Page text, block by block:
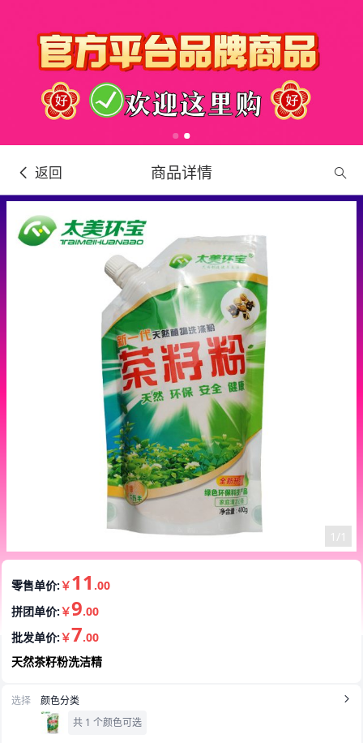
返回 商品详情
1/1
零售单价:￥11 .00
拼团单价:￥9.00
批发单价:￥7.00
天然茶籽粉洗洁精
选择
颜色分类
共 1 个颜色可选